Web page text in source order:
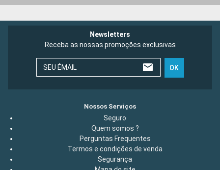
Newsletters
Receba as nossas promoções exclusivas
SEU ÉMAIL OK
Nossos Serviços
Seguro
Quem somos ?
Perguntas Frequentes
Termos e condições de venda
Segurança